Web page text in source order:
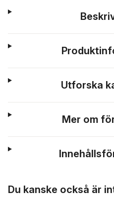
Utforska
Mer om
Du kanske också är